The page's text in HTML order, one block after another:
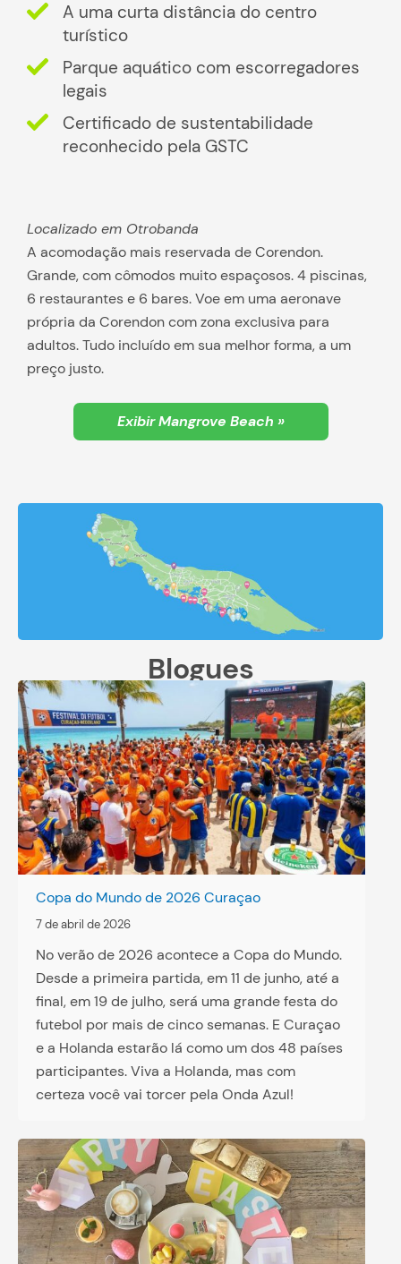
A uma curta distância do centro
turístico
Parque aquático com escorregadores
legais
Certificado de sustentabilidade
reconhecido pela GSTC
Localizado em Otrobanda
A acomodação mais reservada de Corendon.
Grande, com cômodos muito espaçosos. 4 piscinas,
6 restaurantes e 6 bares. Voe em uma aeronave
própria da Corendon com zona exclusiva para
adultos. Tudo incluído em sua melhor forma, a um
preço justo.
Exibir Mangrove Beach »
Blogues
Copa do Mundo de 2026 Curaçao
7 de abril de 2026
No verão de 2026 acontece a Copa do Mundo.
Desde a primeira partida, em 11 de junho, até a
final, em 19 de julho, será uma grande festa do
futebol por mais de cinco semanas. E Curaçao
e a Holanda estarão lá como um dos 48 países
participantes. Viva a Holanda, mas com
certeza você vai torcer pela Onda Azul!